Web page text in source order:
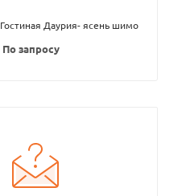
Гостиная Даурия- ясень шимо
По запросу